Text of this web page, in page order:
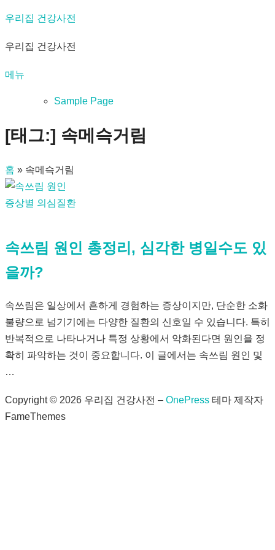
내
으
기
우리집 건강사전
우리집 건강사전
메뉴
Sample Page
[태그:] 속메슥거림
홈 » 속메슥거림
증상별 의심질환
속쓰림 원인 총정리, 심각한 병일수도 있
을까?
속쓰림은 일상에서 흔하게 경험하는 증상이지만, 단순한 소화
불량으로 넘기기에는 다양한 질환의 신호일 수 있습니다. 특히
반복적으로 나타나거나 특정 상황에서 악화된다면 원인을 정
확히 파악하는 것이 중요합니다. 이 글에서는 속쓰림 원인 및
…
Copyright © 2026 우리집 건강사전 – OnePress 테마 제작자
FameThemes